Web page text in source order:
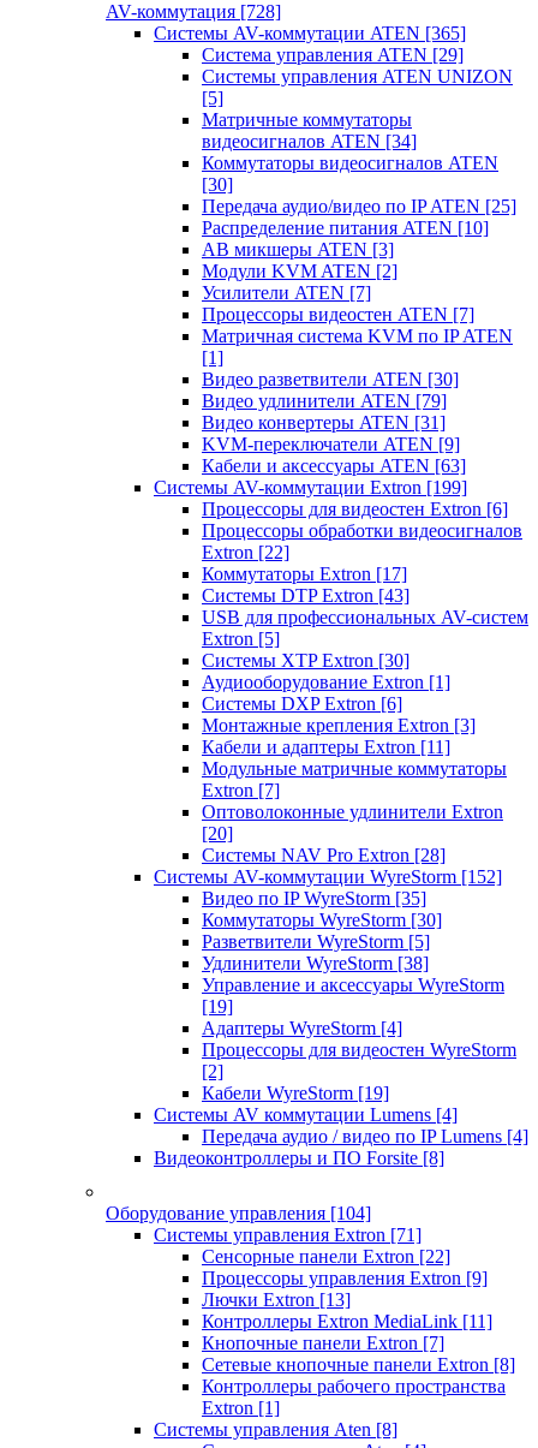
AV-коммутация [728]
Системы AV-коммутации ATEN [365]
Система управления ATEN [29]
Системы управления ATEN UNIZON
[5]
Матричные коммутаторы
видеосигналов ATEN [34]
Коммутаторы видеосигналов ATEN
[30]
Передача аудио/видео по IP ATEN [25]
Распределение питания ATEN [10]
АВ микшеры ATEN [3]
Модули KVM ATEN [2]
Усилители ATEN [7]
Процессоры видеостен ATEN [7]
Матричная система KVM по IP ATEN
[1]
Видео разветвители ATEN [30]
Видео удлинители ATEN [79]
Видео конвертеры ATEN [31]
KVM-переключатели ATEN [9]
Кабели и аксессуары ATEN [63]
Системы AV-коммутации Extron [199]
Процессоры для видеостен Extron [6]
Процессоры обработки видеосигналов
Extron [22]
Коммутаторы Extron [17]
Системы DTP Extron [43]
USB для профессиональных AV-систем
Extron [5]
Системы XTP Extron [30]
Аудиооборудование Extron [1]
Системы DXP Extron [6]
Монтажные крепления Extron [3]
Кабели и адаптеры Extron [11]
Модульные матричные коммутаторы
Extron [7]
Оптоволоконные удлинители Extron
[20]
Системы NAV Pro Extron [28]
Системы AV-коммутации WyreStorm [152]
Видео по IP WyreStorm [35]
Коммутаторы WyreStorm [30]
Разветвители WyreStorm [5]
Удлинители WyreStorm [38]
Управление и аксессуары WyreStorm
[19]
Адаптеры WyreStorm [4]
Процессоры для видеостен WyreStorm
[2]
Кабели WyreStorm [19]
Системы AV коммутации Lumens [4]
Передача аудио / видео по IP Lumens [4]
Видеоконтроллеры и ПО Forsite [8]
Оборудование управления [104]
Системы управления Extron [71]
Сенсорные панели Extron [22]
Процессоры управления Extron [9]
Лючки Extron [13]
Контроллеры Extron MediaLink [11]
Кнопочные панели Extron [7]
Сетевые кнопочные панели Extron [8]
Контроллеры рабочего пространства
Extron [1]
Системы управления Aten [8]